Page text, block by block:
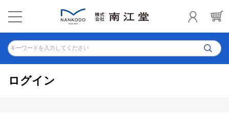
キーワードを入力してください
ログイン